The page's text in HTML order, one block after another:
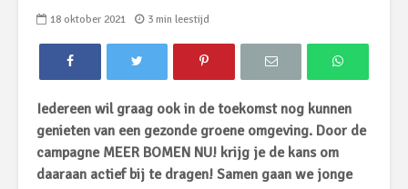
18 oktober 2021 3 min leestijd
Iedereen wil graag ook in de toekomst nog kunnen
genieten van een gezonde groene omgeving. Door de
campagne MEER BOMEN NU! krijg je de kans om
daaraan actief bij te dragen! Samen gaan we jonge